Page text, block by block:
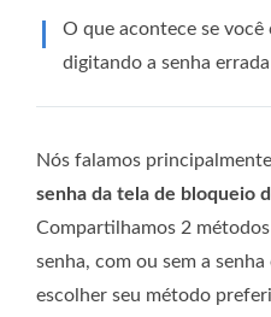
O que acontece se
digitando a senha
Nós falamos
senha da tela de bloqueio
Compartilhamos 2
senha, com ou sem a
escolher seu método